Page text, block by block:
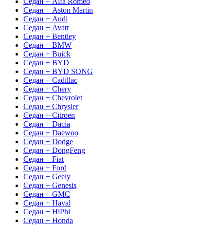
Седан + Aston Martin
Седан + Audi
Седан + Avatr
Седан + Bentley
Седан + BMW
Седан + Buick
Седан + BYD
Седан + BYD SONG
Седан + Cadillac
Седан + Chery
Седан + Chevrolet
Седан + Chrysler
Седан + Citroen
Седан + Dacia
Седан + Daewoo
Седан + Dodge
Седан + DongFeng
Седан + Fiat
Седан + Ford
Седан + Geely
Седан + Genesis
Седан + GMC
Седан + Haval
Седан + HiPhi
Седан + Honda